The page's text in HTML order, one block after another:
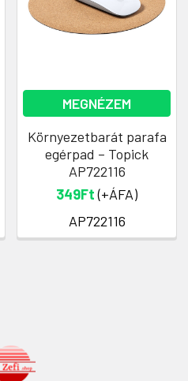
MEGNÉZEM
Környezetbarát parafa
egérpad – Topick
AP722116
349Ft(+ÁFA)
AP722116